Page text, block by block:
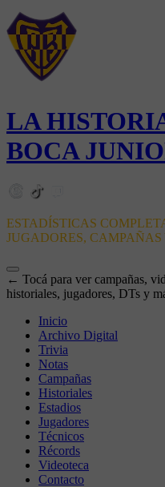
LA
BOCA
ESTADÍSTICAS
JUGADORES, CAMPAÑAS
← Tocá para ver campañas,
historiales, jugadores, DTs y
Inicio
Archivo Digital
Trivia
Notas
Campañas
Historiales
Estadios
Jugadores
Técnicos
Récords
Videoteca
Contacto